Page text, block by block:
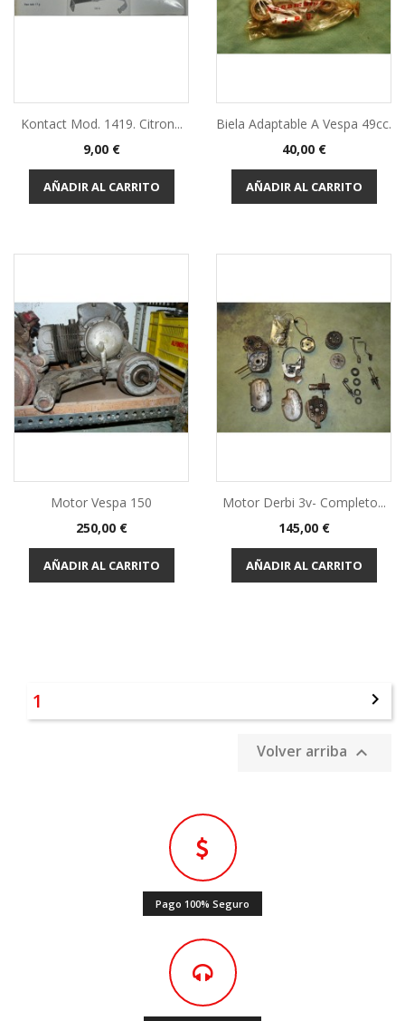
Kontact Mod. 1419. Citron...
Precio
9,00 €
AÑADIR AL CARRITO
Biela Adaptable A Vespa 49cc.
Precio
40,00 €
AÑADIR AL CARRITO
Motor Vespa 150
Precio
250,00 €
AÑADIR AL CARRITO
Motor Derbi 3v- Completo...
Precio
145,00 €
AÑADIR AL CARRITO
1 
Volver arriba 
Pago 100% Seguro